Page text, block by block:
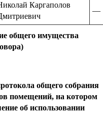
Каргаполов
—
общего имущества
общего собрания
помещений, на котором
об использовании